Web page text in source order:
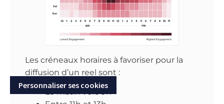
Les créneaux horaires à favoriser pour la
diffusion d’un reel sont :
Le matin vers 9h
Personnaliser ses cookies